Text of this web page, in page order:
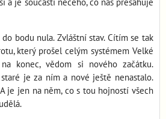
bodu nula. Zvláštní stav. Cítím se tak
který prošel celým systémem Velké
konec, vědom si nového začátku.
je za ním a nové ještě nenastalo.
je jen na něm, co s tou hojností všech